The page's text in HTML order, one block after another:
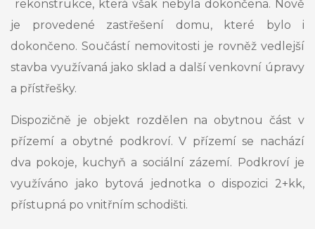
rekonstrukce, která však nebyla dokončena. Nově
je provedené zastřešení domu, které bylo i
dokončeno. Součástí nemovitosti je rovněž vedlejší
stavba využívaná jako sklad a další venkovní úpravy
a přístřešky.
Dispozičně je objekt rozdělen na obytnou část v
přízemí a obytné podkroví. V přízemí se nachází
dva pokoje, kuchyň a sociální zázemí. Podkroví je
využíváno jako bytová jednotka o dispozici 2+kk,
přístupná po vnitřním schodišti.